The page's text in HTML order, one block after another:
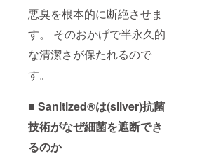
悪臭を根本的に断絶させま
す。 そのおかげで半永久的
な清潔さが保たれるので
す。
■ Sanitized®は(silver)抗菌
技術がなぜ細菌を遮断でき
るのか